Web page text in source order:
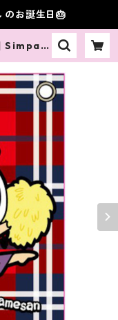
のお誕生日🎂
| Simpati